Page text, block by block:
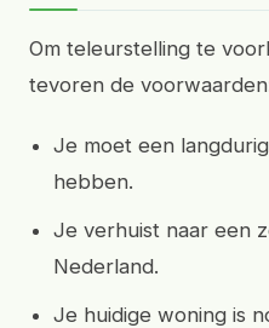
Om teleurstelling te
tevoren de
Je moet een
hebben.
Je verhuist naar een
Nederland.
Je huidige woning is